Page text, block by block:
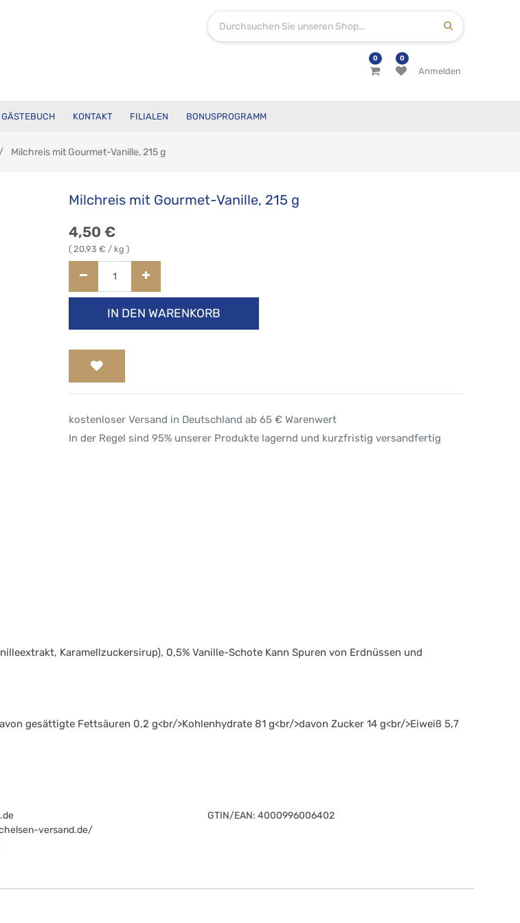
0 0
Anmelden
GÄSTEBUCH KONTAKT FILIALEN BONUSPROGRAMM
Milchreis mit Gourmet-Vanille, 215 g
Milchreis mit Gourmet-Vanille, 215 g
4,50 €
( 20,93 € / kg )
IN DEN WARENKORB
kostenloser Versand in Deutschland ab 65 € Warenwert
In der Regel sind 95% unserer Produkte lagernd und kurzfristig versandfertig
Karamellzuckersirup), 0,5% Vanille-Schote Kann Spuren von Erdnüssen und
gesättigte Fettsäuren 0,2 g<br/>Kohlenhydrate 81 g<br/>davon Zucker 14 g<br/>Eiweiß 5,7
versand.de/
GTIN/EAN: 4000996006402